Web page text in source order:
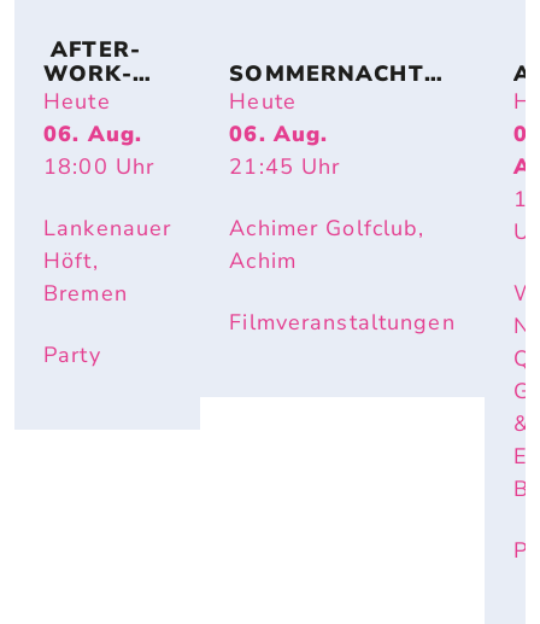
AFTER-
WORK-
BEACHPA
RTY
Heute
06. Aug.
18:00 Uhr
Lankenauer
Höft,
Bremen
Party
SOMMERNACHTS
TRAUM – OPEN-
AIR-KINO AM SEE
(FAMILY SPECIAL):
LILO & STITCH
Heute
06. Aug.
21:45 Uhr
Achimer Golfclub,
Achim
Filmveranstaltungen
Q
&